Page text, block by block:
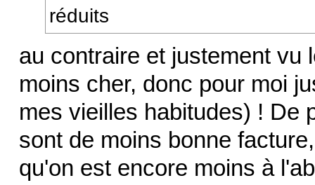
réduits
au contraire et justement vu
moins cher, donc pour moi
mes vieilles habitudes) ! De
sont de moins bonne
qu'on est encore moins à